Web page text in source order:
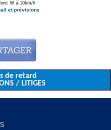
W à 10km/h
et prévisions
de retard
/ LITIGES